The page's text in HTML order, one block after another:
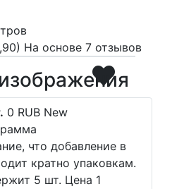
На основе 7 отзывов
0 RUB New
что добавление в
кратно упаковкам.
5 шт. Цена 1